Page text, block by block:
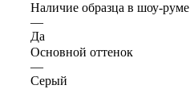
Наличие образца в шоу-руме
—
Да
Основной оттенок
—
Серый